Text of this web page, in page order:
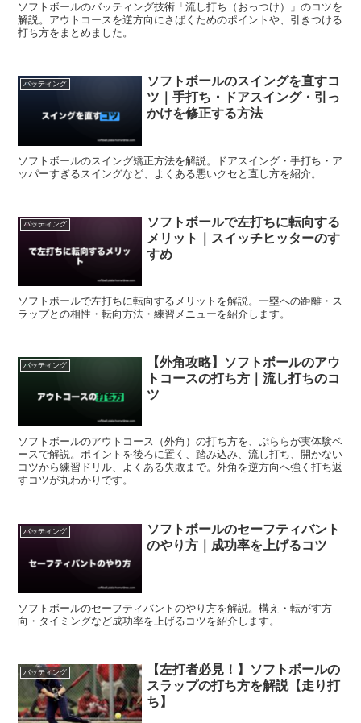
ソフトボールのバッティング技術「流し打ち（おっつけ）」のコツを
解説。アウトコースを逆方向にさばくためのポイントや、引きつける
打ち方をまとめました。
バッティング
ソフトボールのスイングを直すコ
ツ｜手打ち・ドアスイング・引っ
かけを修正する方法
ソフトボールのスイング矯正方法を解説。ドアスイング・手打ち・ア
ッパーすぎるスイングなど、よくある悪いクセと直し方を紹介。
バッティング
ソフトボールで左打ちに転向する
メリット｜スイッチヒッターのす
すめ
ソフトボールで左打ちに転向するメリットを解説。一塁への距離・ス
ラップとの相性・転向方法・練習メニューを紹介します。
バッティング
【外角攻略】ソフトボールのアウ
トコースの打ち方｜流し打ちのコ
ツ
ソフトボールのアウトコース（外角）の打ち方を、ぷららが実体験ベ
ースで解説。ポイントを後ろに置く、踏み込み、流し打ち、開かない
コツから練習ドリル、よくある失敗まで。外角を逆方向へ強く打ち返
すコツが丸わかりです。
バッティング
ソフトボールのセーフティバント
のやり方｜成功率を上げるコツ
ソフトボールのセーフティバントのやり方を解説。構え・転がす方
向・タイミングなど成功率を上げるコツを紹介します。
バッティング
【左打者必見！】ソフトボールの
スラップの打ち方を解説【走り打
ち】